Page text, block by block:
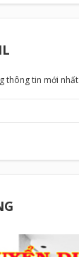
thông tin mới nhất